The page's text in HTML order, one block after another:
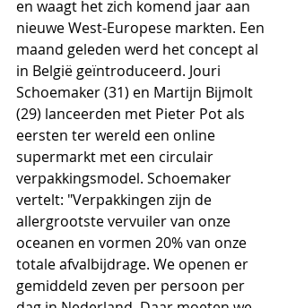
en waagt het zich komend jaar aan
nieuwe West-Europese markten. Een
maand geleden werd het concept al
in België geïntroduceerd. Jouri
Schoemaker (31) en Martijn Bijmolt
(29) lanceerden met Pieter Pot als
eersten ter wereld een online
supermarkt met een circulair
verpakkingsmodel. Schoemaker
vertelt: "Verpakkingen zijn de
allergrootste vervuiler van onze
oceanen en vormen 20% van onze
totale afvalbijdrage. We openen er
gemiddeld zeven per persoon per